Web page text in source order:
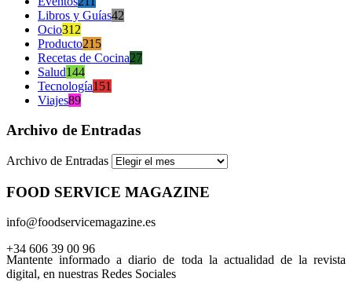
Libros y Guías42
Ocio312
Producto215
Recetas de Cocina27
Salud144
Tecnología151
Viajes89
Archivo de Entradas
Archivo de Entradas
FOOD SERVICE MAGAZINE
info@foodservicemagazine.es
+34 606 39 00 96
Mantente informado a diario de toda la actualidad de la revista
digital, en nuestras Redes Sociales